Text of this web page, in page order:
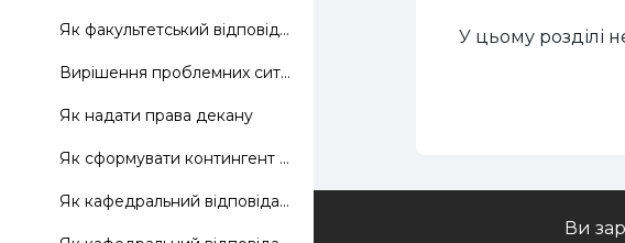
Як факультетський відповідальний надає повноваження кафедральним
Вирішення проблемних ситуацій з реєстрацією користувачів на сайті
Як надати права декану
Як сформувати контингент кафедральних відповідальних факультету
Як кафедральний відповідальний надає повноваження викладачам
У цьому розділі
Ви